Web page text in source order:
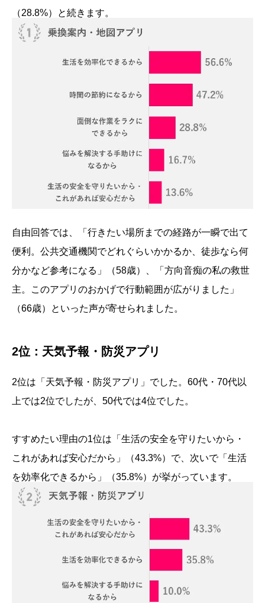
（28.8%）と続きます。
自由回答では、「行きたい場所までの経路が一瞬で出て
便利。公共交通機関でどれぐらいかかるか、徒歩なら何
分かなど参考になる」（58歳）、「方向音痴の私の救世
主。このアプリのおかげで行動範囲が広がりました」
（66歳）といった声が寄せられました。
2位：天気予報・防災アプリ
2位は「天気予報・防災アプリ」でした。60代・70代以
上では2位でしたが、50代では4位でした。
すすめたい理由の1位は「生活の安全を守りたいから・
これがあれば安心だから」（43.3%）で、次いで「生活
を効率化できるから」（35.8%）が挙がっています。